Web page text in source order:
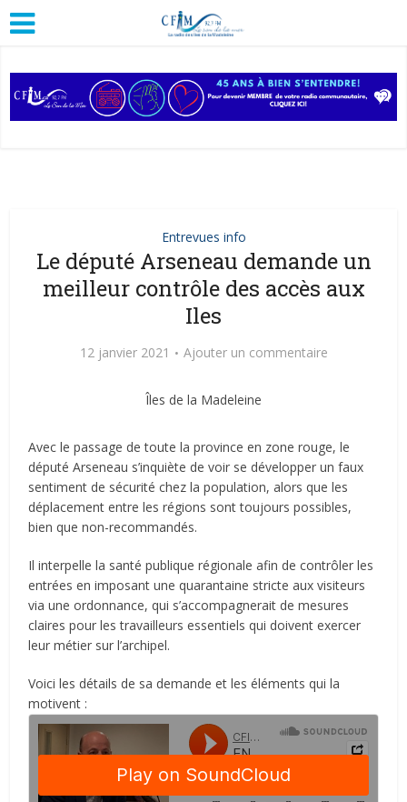
Entrevues info
Le député Arseneau demande un
meilleur contrôle des accès aux
Iles
12 janvier 2021 Ajouter un commentaire
Îles de la Madeleine
Avec le passage de toute la province en zone rouge, le
député Arseneau s’inquiète de voir se développer un faux
sentiment de sécurité chez la population, alors que les
déplacement entre les régions sont toujours possibles,
bien que non-recommandés.
Il interpelle la santé publique régionale afin de contrôler les
entrées en imposant une quarantaine stricte aux visiteurs
via une ordonnance, qui s’accompagnerait de mesures
claires pour les travailleurs essentiels qui doivent exercer
leur métier sur l’archipel.
Voici les détails de sa demande et les éléments qui la
motivent :